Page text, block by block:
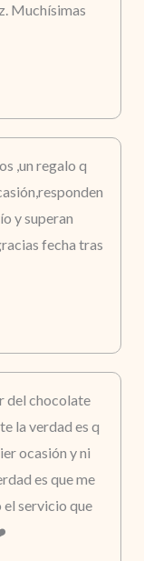
Muchísimas
,un regalo q
y superan
fecha tras
del chocolate
la verdad es q
ocasión y ni
es que me
servicio que